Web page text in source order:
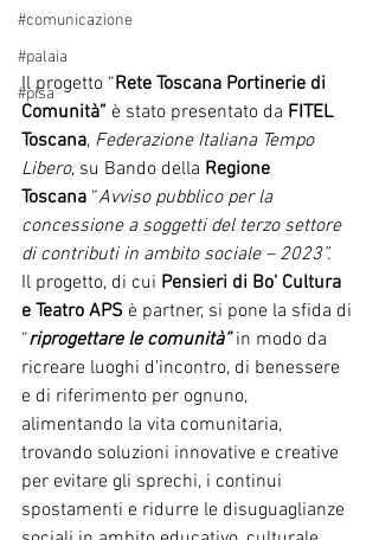
#comunicazione
#palaia
#pisa
Il progetto “Rete Toscana Portinerie di
Comunità” è stato presentato da FITEL
Toscana, Federazione Italiana Tempo
Libero, su Bando della Regione
Toscana “Avviso pubblico per la
concessione a soggetti del terzo settore
di contributi in ambito sociale – 2023”.
Il progetto, di cui Pensieri di Bo' Cultura
e Teatro APS è partner, si pone la sfida di
“riprogettare le comunità” in modo da
ricreare luoghi d’incontro, di benessere
e di riferimento per ognuno,
alimentando la vita comunitaria,
trovando soluzioni innovative e creative
per evitare gli sprechi, i continui
spostamenti e ridurre le disuguaglianze